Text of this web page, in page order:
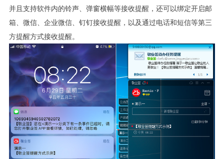
并且支持软件内的铃声、弹窗横幅等接收提醒，还可以绑定开启邮
箱、微信、企业微信、钉钉接收提醒，以及通过电话和短信等第三
方提醒方式接收提醒。